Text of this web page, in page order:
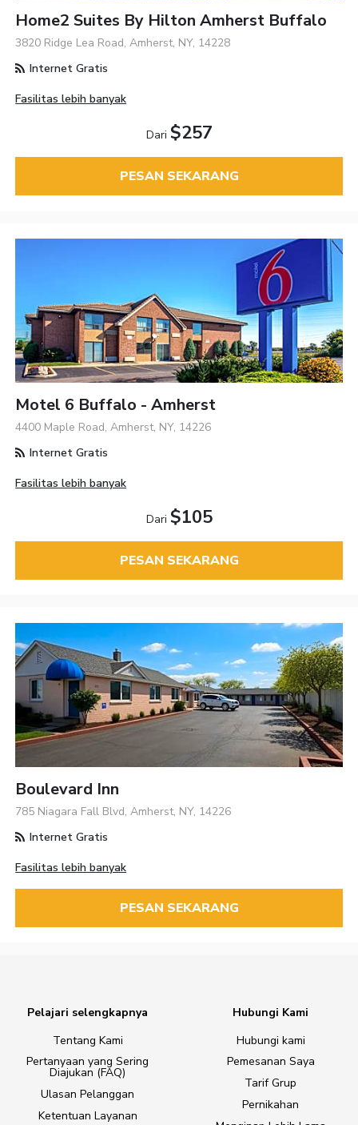
Home2 Suites By Hilton Amherst Buffalo
3820 Ridge Lea Road, Amherst, NY, 14228
Internet Gratis
Fasilitas lebih banyak
Dari $257
PESAN SEKARANG
Motel 6 Buffalo - Amherst
4400 Maple Road, Amherst, NY, 14226
Internet Gratis
Fasilitas lebih banyak
Dari $105
PESAN SEKARANG
Boulevard Inn
785 Niagara Fall Blvd, Amherst, NY, 14226
Internet Gratis
Fasilitas lebih banyak
PESAN SEKARANG
Pelajari selengkapnya
Tentang Kami
Pertanyaan yang Sering
Diajukan (FAQ)
Ulasan Pelanggan
Ketentuan Layanan
Hubungi Kami
Hubungi kami
Pemesanan Saya
Tarif Grup
Pernikahan